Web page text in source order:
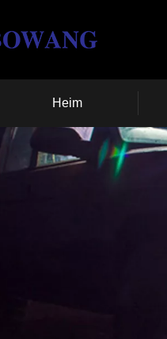
Heim